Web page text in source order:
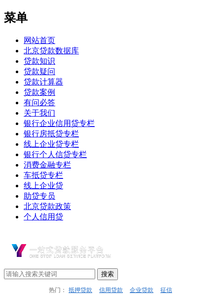
菜单
网站首页
北京贷款数据库
贷款知识
贷款疑问
贷款计算器
贷款案例
有问必答
关于我们
银行企业信用贷专栏
银行房抵贷专栏
线上企业贷专栏
银行个人信贷专栏
消费金融专栏
车抵贷专栏
线上企业贷
助贷专员
北京贷款政策
个人信用贷
热门： 抵押贷款 信用贷款 企业贷款 征信